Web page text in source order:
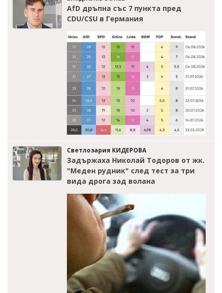
AfD дръпна със 7 пункта пред
CDU/CSU в Германия
Светлозария КИДЕРОВА
Задържаха Николай Тодоров от жк.
"Меден рудник" след тест за три
вида дрога зад волана